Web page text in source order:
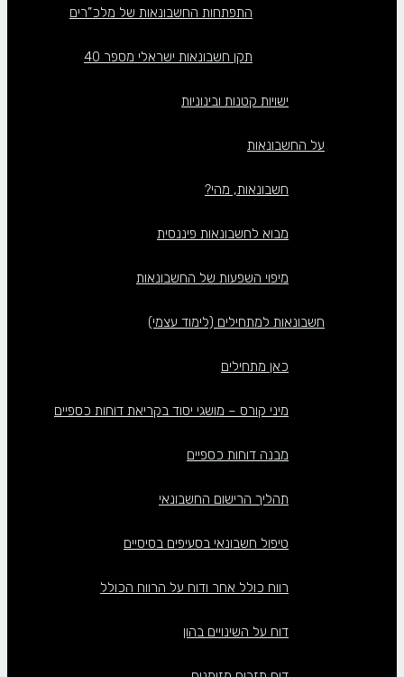
התפתחות החשבונאות של מלכ”רים
תקן חשבונאות ישראלי מספר 40
ישויות קטנות ובינוניות
על החשבונאות
חשבונאות, מהי?
מבוא לחשבונאות פיננסית
מיפוי השפעות של החשבונאות
חשבונאות למתחילים (לימוד עצמי)
כאן מתחילים
מיני קורס – מושגי יסוד בקריאת דוחות כספיים
מבנה דוחות כספיים
תהליך הרישום החשבונאי
טיפול חשבונאי בסעיפים בסיסיים
רווח כולל אחר ודוח על הרווח הכולל
דוח על השינויים בהון